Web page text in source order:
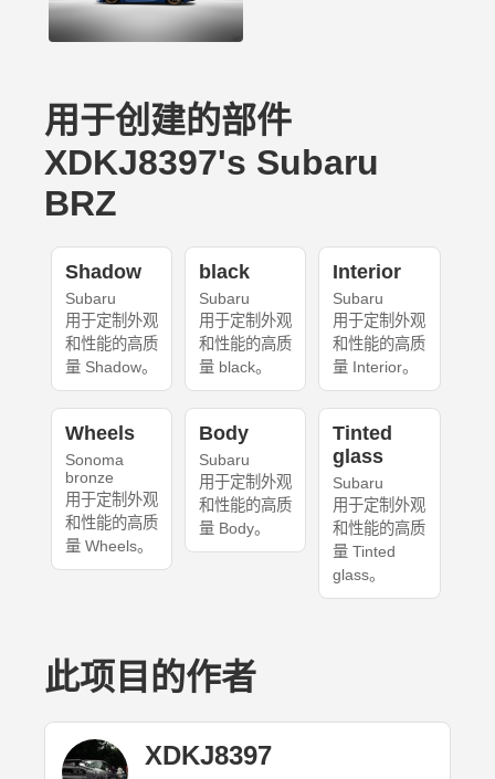
用于创建的部件
XDKJ8397's Subaru
BRZ
Shadow
Subaru
用于定制外观
和性能的高质
量 Shadow。
black
Subaru
用于定制外观
和性能的高质
量 black。
Interior
Subaru
用于定制外观
和性能的高质
量 Interior。
Wheels
Sonoma
bronze
用于定制外观
和性能的高质
量 Wheels。
Body
Subaru
用于定制外观
和性能的高质
量 Body。
Tinted
glass
Subaru
用于定制外观
和性能的高质
量 Tinted
glass。
此项目的作者
XDKJ8397